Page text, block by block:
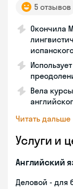
5 отзывов
Окончила
Вела
Читать дальше
Услуги и
Английский
Деловой - для